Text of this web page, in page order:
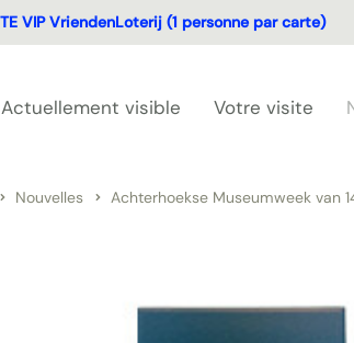
VIP VriendenLoterij (1 personne par carte)
Actuellement visible Votre visite
Nouvelles Achterhoekse Museumweek van